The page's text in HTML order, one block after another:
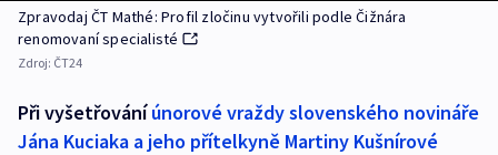
Zpravodaj ČT Mathé: Profil zločinu vytvořili podle Čižnára
renomovaní specialisté
Zdroj: ČT24
Při vyšetřováníúnorové vraždy slovenského novináře
Jána Kuciaka a jeho přítelkyně Martiny Kušnírové